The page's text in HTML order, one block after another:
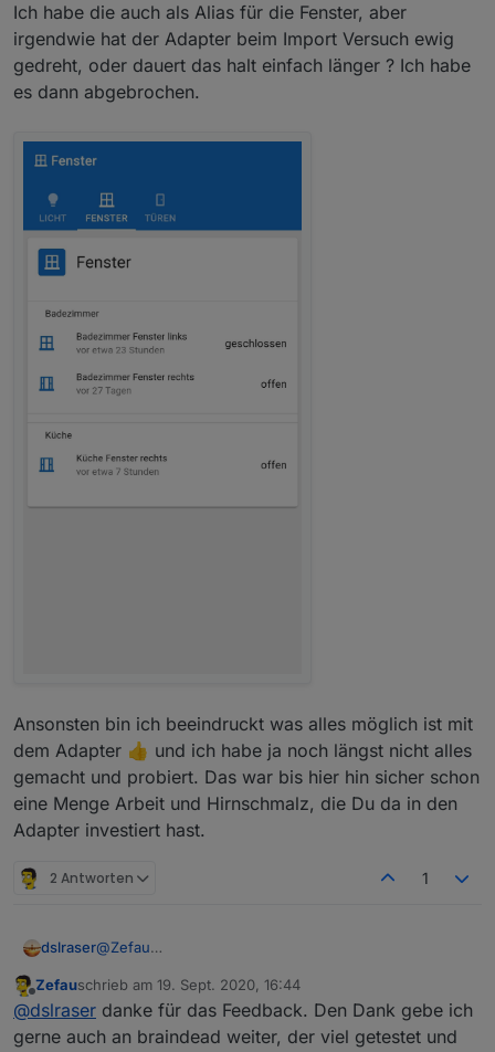
drei dinge sind mir bis jetzt aufgefallen:
Ich habe die auch als Alias für die Fenster, aber
irgendwie hat der Adapter beim Import Versuch ewig
gedreht, oder dauert das halt einfach länger ? Ich habe
es dann abgebrochen.
Ansonsten bin ich beeindruckt was alles möglich ist mit
dem Adapter 👍 und ich habe ja noch längst nicht alles
gemacht und probiert. Das war bis hier hin sicher schon
eine Menge Arbeit und Hirnschmalz, die Du da in den
Adapter investiert hast.
2 Antworten 1
dslraser@Zefau
wirklich viel drinn.
Die Lampen(bei mir HUE) gehen wirklich schnell zu
erstellen. Wenn man mal kapiert hat wie man die Icon
Beispiel bei mir
Offline
Zefauschrieb am 19. Sept. 2020, 16:44
zuletzt editiert von
@dslraser danke für das Feedback. Den Dank gebe ich
gerne auch an braindead weiter, der viel getestet und